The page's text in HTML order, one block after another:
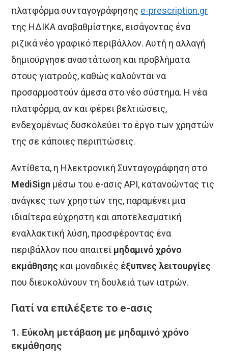
πλατφόρμα συνταγογράφησης e-prescription.gr
της ΗΔΙΚΑ αναβαθμίστηκε, εισάγοντας ένα
ριζικά νέο γραφικό περιβάλλον. Αυτή η αλλαγή
δημιούργησε αναστάτωση και προβλήματα
στους γιατρούς, καθώς καλούνται να
προσαρμοστούν άμεσα στο νέο σύστημα. Η νέα
πλατφόρμα, αν και φέρει βελτιώσεις,
ενδεχομένως δυσκολεύει το έργο των χρηστών
της σε κάποιες περιπτώσεις.
Αντίθετα, η Ηλεκτρονική Συνταγογράφηση στο
MediSign μέσω του e-ασις API, κατανοώντας τις
ανάγκες των χρηστών της, παραμένει μια
ιδιαίτερα εύχρηστη και αποτελεσματική
εναλλακτική λύση, προσφέροντας ένα
περιβάλλον που απαιτεί μηδαμινό χρόνο
εκμάθησης και μοναδικές έξυπνες λειτουργίες
που διευκολύνουν τη δουλειά των ιατρών.
Γιατί να επιλέξετε το e-ασις
1. Εύκολη μετάβαση με μηδαμινό χρόνο
εκμάθησης